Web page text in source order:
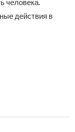
человека.
действия в